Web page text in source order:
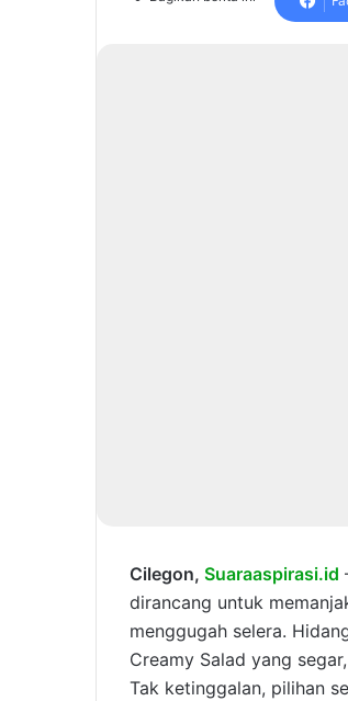
Cilegon, Suaraaspirasi.id
dirancang untuk
menggugah selera.
Creamy Salad yang
Tak ketinggalan, pilihan